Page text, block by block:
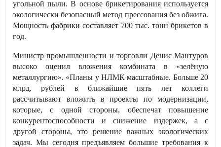
угольной пыли. В основе брикетирования используется
экологически безопасный метод прессования без обжига.
Мощность фабрики составляет 700 тыс. тонн брикетов в
год.
Министр промышленности и торговли Денис Мантуров
высоко оценил вложения комбината в «зелёную
металлургию». «Планы у НЛМК масштабные. Больше 20
млрд. рублей в ближайшие пять лет коллеги
рассчитывают вложить в проекты по модернизации,
которые, с одной стороны, обеспечат повышение
конкурентоспособности и снижение издержек, а с
другой стороны, это решение важных экологических
задач. Мы сегодня предъявляем большие требования к